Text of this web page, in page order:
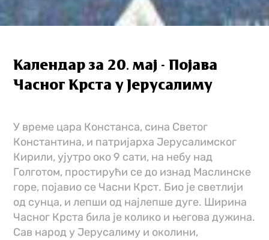
Календар за 20. мај - Појава
Часног Крста у Јерусалиму
У време цара Констанса, сина Светог
Константина, и патријарха Јерусалимског
Кирили, ујутро око 9 сати, на небу над
Голготом, простирући се до изнад Маслинске
горе, појавио се Часни Крст. Био је светлији
од сунца, и лепши од најлепше дуге. Ширина
Часног Крста била је колико и његова дужина.
Сав народ у Јерусалиму и околини,